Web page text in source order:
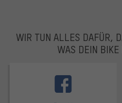
WIR TUN ALLES DAFÜR,
WAS DEIN BIKE